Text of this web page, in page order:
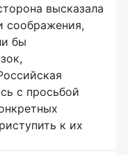
высказала
соображения,
бы
с просьбой
к их